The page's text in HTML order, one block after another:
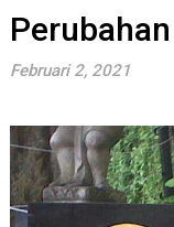
Perubahan
Februari 2, 2021